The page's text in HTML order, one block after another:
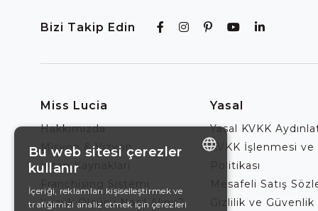
Bizi Takip Edin
Miss Lucia
Hakkımızda
Misyon & Vizyon
İnsan Kaynakları
Yüzük Ölçüsü Nasıl Alınır?
Yasal
Yasal KVKK
KVKK İşlenmesi ve
Politikası
Mesafeli Satış
Gizlilik ve Güvenlik
DE
Bu web sitesi çerezler
kullanır
İçeriği, reklamları kişiselleştirmek ve
trafiğimizi analiz etmek için çerezleri